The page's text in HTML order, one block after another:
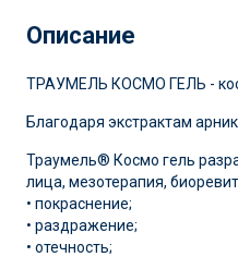
Описание
ТРАУМЕЛЬ КОСМО ГЕЛЬ -
Благодаря экстрактам
Траумель® Космо гель
лица, мезотерапия,
• покраснение;
• раздражение;
• отечность;